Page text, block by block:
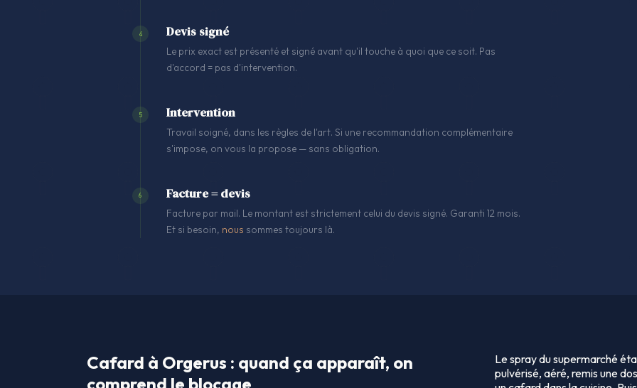
4 Devis signé
Le prix exact est présenté et signé avant qu'il touche à quoi que ce soit. Pas
d'accord = pas d'intervention.
5 Intervention
Travail soigné, dans les règles de l'art. Si une recommandation complémentaire
s'impose, on vous la propose — sans obligation.
6 Facture = devis
Facture par mail. Le montant est strictement celui du devis signé. Garanti 12 mois.
Et si besoin, nous sommes toujours là.
Cafard à Orgerus : quand ça apparaît, on
comprend le blocage
Le spray du supermarché
pulvérisé, aéré, remis une